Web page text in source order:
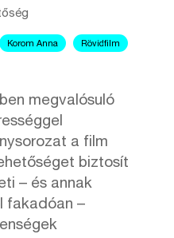
Korom Anna Rövidfilm
megvalósuló
a film
biztosít
– és annak
fakadóan –